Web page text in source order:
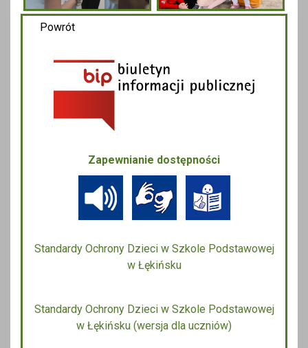
Powrót
Zapewnianie dostępności
Standardy Ochrony Dzieci w Szkole Podstawowej
w Łękińsku
Standardy Ochrony Dzieci w Szkole Podstawowej
w Łękińsku (wersja dla uczniów)